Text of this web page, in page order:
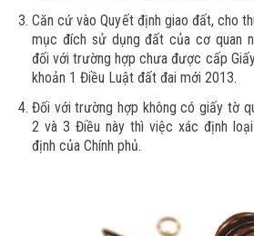
Căn cứ vào Quyết định giao đất, cho
mục đích sử dụng đất của cơ quan
đối với trường hợp chưa được cấp
khoản 1 Điều Luật đất đai mới 2013.
Đối với trường hợp không có giấy tờ
2 và 3 Điều này thì việc xác định
định của Chính phủ.